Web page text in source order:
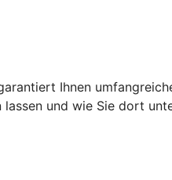
Ihnen
und wie Sie dort